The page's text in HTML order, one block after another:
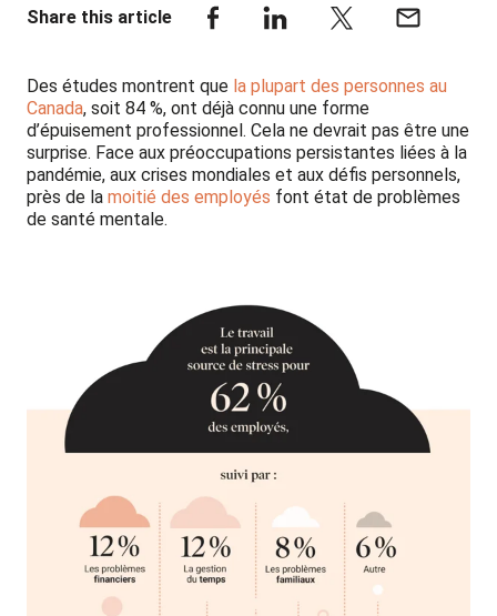
Share this article
Des études montrent que la plupart des personnes au
Canada, soit 84 %, ont déjà connu une forme
d’épuisement professionnel. Cela ne devrait pas être une
surprise. Face aux préoccupations persistantes liées à la
pandémie, aux crises mondiales et aux défis personnels,
près de la moitié des employés font état de problèmes
de santé mentale.